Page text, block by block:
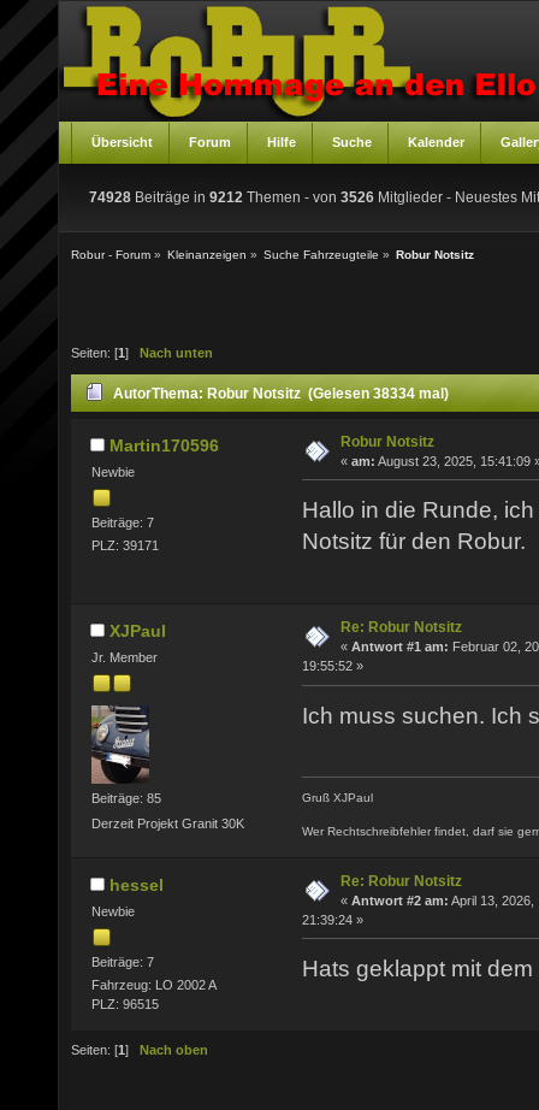
Übersicht Forum Hilfe Suche Kalender
74928 Beiträge in 9212 Themen - von 3526 Mitglieder - Neuestes
Robur - Forum » Kleinanzeigen » Suche Fahrzeugteile » Robur Notsitz
Seiten: [1 ] Nach unten
AutorThema: Robur Notsitz (Gelesen 38334 mal)
Martin170596
Newbie
Beiträge: 7
PLZ: 39171
Robur Notsitz
« am: August 23, 2025, 15:41:09
Hallo in die Runde,
Notsitz für den Robur.
XJPaul
Jr. Member
Beiträge: 85
Derzeit Projekt Granit 30K
Re: Robur Notsitz
« Antwort #1 am: Februar 02,
19:55:52 »
Ich muss suchen. Ich
Gruß XJPaul
Wer Rechtschreibfehler findet, darf sie
hessel
Newbie
Beiträge: 7
Fahrzeug: LO 2002 A
PLZ: 96515
Re: Robur Notsitz
« Antwort #2 am: April 13, 2026,
21:39:24 »
Hats geklappt mit
Seiten: [1] Nach oben